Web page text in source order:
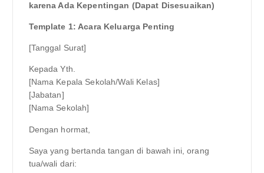
karena Ada Kepentingan (Dapat Disesuaikan)
Template 1: Acara Keluarga Penting
[Tanggal Surat]
Kepada Yth.
[Nama Kepala Sekolah/Wali Kelas]
[Jabatan]
[Nama Sekolah]
Dengan hormat,
Saya yang bertanda tangan di bawah ini, orang
tua/wali dari: